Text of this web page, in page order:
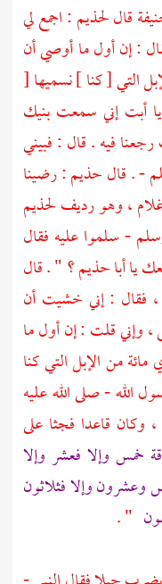
قاللحذيم : اجمع لي
: إن أول ما أوصي أن
التي [ كنا ] نسميها [
أبت إني سمعت بنيك
رجعنا فيه . قال : فبيني
- . قالحذيم: رضينا
، وهو رديفلحذيم
- سلموا عليه فقال
ياأبا حذيم؟ " . قال
فقال : إني خشيت أن
، وإني قلت : إن أول ما
من الإبل التي كنا
الله - صلى الله عليه
قاعدا فجثا على
خمس وإلا فعشر وإلا
وإلا فثلاثون
" .